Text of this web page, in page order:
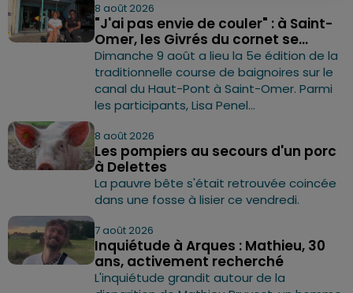
8 août 2026
"J'ai pas envie de couler" : à Saint-
Omer, les Givrés du cornet se...
Dimanche 9 août a lieu la 5e édition de la
traditionnelle course de baignoires sur le
canal du Haut-Pont à Saint-Omer. Parmi
les participants, Lisa Penel...
8 août 2026
Les pompiers au secours d'un porc
à Delettes
La pauvre bête s'était retrouvée coincée
dans une fosse à lisier ce vendredi.
7 août 2026
Inquiétude à Arques : Mathieu, 30
ans, activement recherché
L'inquiétude grandit autour de la